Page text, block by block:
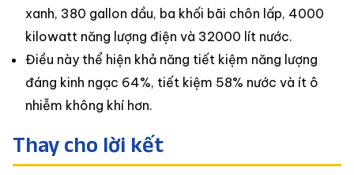
xanh, 380 gallon dầu, ba khối bãi chôn lấp, 4000
kilowatt năng lượng điện và 32000 lít nước.
Điều này thể hiện khả năng tiết kiệm năng lượng
đáng kinh ngạc 64%, tiết kiệm 58% nước và ít ô
nhiễm không khí hơn.
Thay cho lời kết